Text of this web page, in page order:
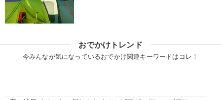
おでかけトレンド
今みんなが気になっているおでかけ関連キーワードはコレ！